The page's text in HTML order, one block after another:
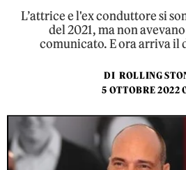
L’attrice e l'ex conduttore si
del 2021, ma non
comunicato. E ora arriva il
DI ROLLING
5 OTTOBRE 2022